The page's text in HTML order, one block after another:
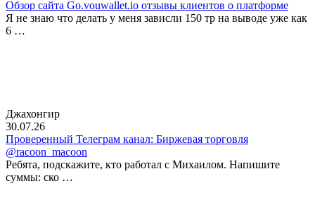
Обзор сайта Go.vouwallet.io отзывы клиентов о платформе
Я не знаю что делать у меня зависли 150 тр на выводе уже как
6 …
Джахонгир
30.07.26
Проверенный Телеграм канал: Биржевая торговля
@racoon_macoon
Ребята, подскажите, кто работал с Михаилом. Напишите
суммы: ско …